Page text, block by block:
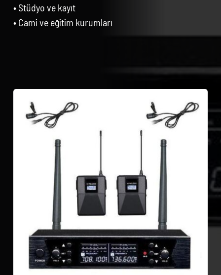
• Stüdyo ve kayıt
• Cami ve eğitim kurumları